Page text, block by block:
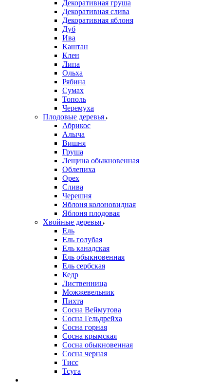
Декоративная груша
Декоративная слива
Декоративная яблоня
Дуб
Ива
Каштан
Клен
Липа
Ольха
Рябина
Сумах
Тополь
Черемуха
Плодовые деревья
Абрикос
Алыча
Вишня
Груша
Лещина обыкновенная
Облепиха
Орех
Слива
Черешня
Яблоня колоновидная
Яблоня плодовая
Хвойные деревья
Ель
Ель голубая
Ель канадская
Ель обыкновенная
Ель сербская
Кедр
Лиственница
Можжевельник
Пихта
Сосна Веймутова
Сосна Гельдрейха
Сосна горная
Сосна крымская
Сосна обыкновенная
Сосна черная
Тисс
Тсуга